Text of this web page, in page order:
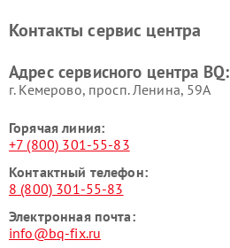
Контакты сервис центра
Адрес сервисного центра BQ:
г. Кемерово, просп. Ленина, 59А
Горячая линия:
+7 (800) 301-55-83
Контактный телефон:
8 (800) 301-55-83
Электронная почта:
info@bq-fix.ru